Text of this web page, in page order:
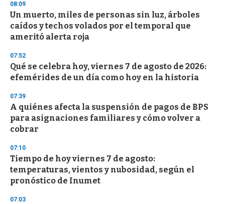
d
s
o
f
3
s
e
c
o
d
s
08:09
Un muerto, miles de personas sin luz, árboles
caídos y techos volados por el temporal que
ameritó alerta roja
07:52
Qué se celebra hoy, viernes 7 de agosto de 2026:
efemérides de un día como hoy en la historia
07:39
A quiénes afecta la suspensión de pagos de BPS
para asignaciones familiares y cómo volver a
cobrar
07:10
Tiempo de hoy viernes 7 de agosto:
temperaturas, vientos y nubosidad, según el
pronóstico de Inumet
07:03